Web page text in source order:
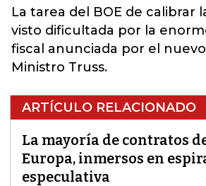
La tarea del BOE de calibrar
visto dificultada por la
fiscal anunciada por el
Ministro Truss.
ARTÍCULO RELACIONADO
La mayoría de contratos
Europa, inmersos en
especulativa